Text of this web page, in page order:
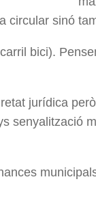
circular sinó
bici).
jurídica
senyalització